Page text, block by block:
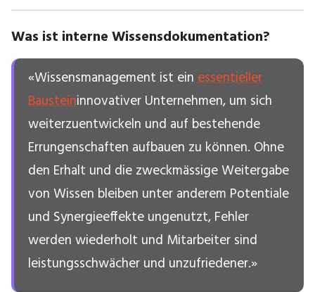
Was ist interne Wissensdokumentation?
«Wissensmanagement ist ein essentieller
Bausteininnovativer Unternehmen, um sich
weiterzuentwickeln und auf bestehende
Errungenschaften aufbauen zu können. Ohne
den Erhalt und die zweckmässige Weitergabe
von Wissen bleiben unter anderem Potentiale
und Synergieeffekte ungenutzt, Fehler
werden wiederholt und Mitarbeiter sind
leistungsschwächer und unzufriedener.»